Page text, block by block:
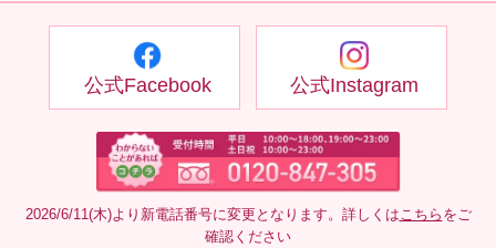
公式Facebook 公式Instagram
2026/6/11(木)より新電話番号に変更となります。詳しくは こちら をご
確認ください